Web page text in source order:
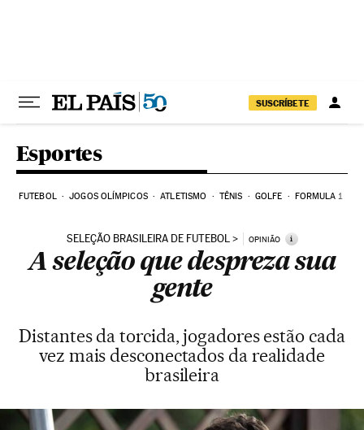
SUSCRÍBETE
Esportes
FUTEBOL JOGOS OLÍMPICOS ATLETISMO TÊNIS GOLFE FORMULA 1
SELEÇÃO BRASILEIRA DE FUTEBOL OPINIÃO i
A seleção que despreza sua
gente
Distantes da torcida, jogadores estão cada
vez mais desconectados da realidade
brasileira